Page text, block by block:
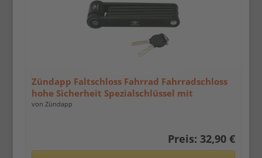
Zündapp Faltschloss Fahrrad Fahrradschloss
hohe Sicherheit Spezialschlüssel mit
Halterung
von Zündapp
Preis: 32,90 €